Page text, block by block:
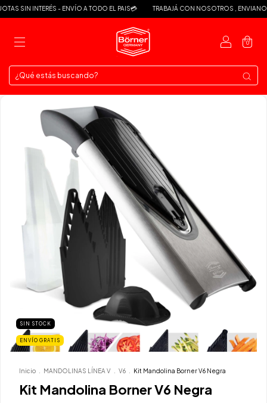
SIN INTERÉS - ENVÍO A TODO EL PAIS💳 TRABAJÁ CON NOSOTROS , ENVIANOS
0
SIN STOCK
ENVÍO GRATIS
Inicio MANDOLINAS LÍNEA V V6 Kit Mandolina Borner V6 Negra
Kit Mandolina Borner V6 Negra